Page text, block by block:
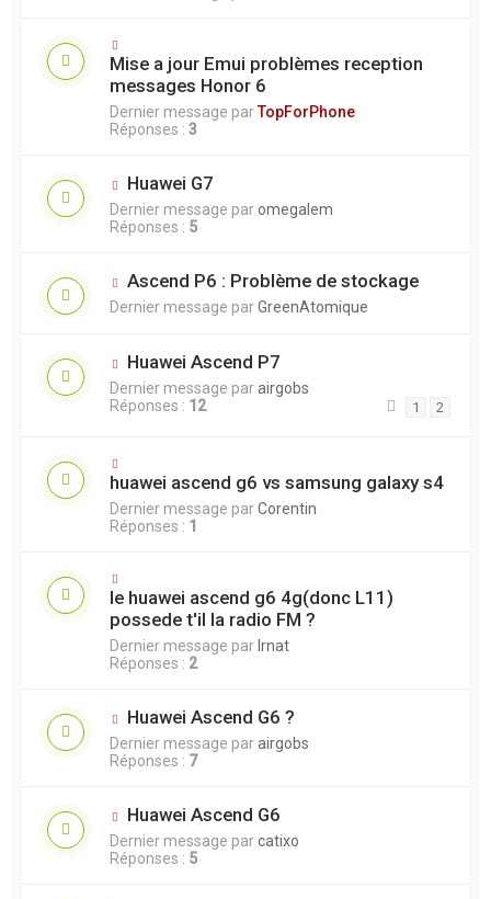
Mise a jour Emui problèmes reception
messages Honor 6
Dernier message parTopForPhone
Réponses : 3
Huawei G7
Dernier message paromegalem
Réponses : 5
Ascend P6 : Problème de stockage
Dernier message parGreenAtomique
Huawei Ascend P7
Dernier message parairgobs
Réponses : 12 1 2
huawei ascend g6 vs samsung galaxy s4
Dernier message parCorentin
Réponses : 1
le huawei ascend g6 4g(donc L11)
possede t'il la radio FM ?
Dernier message par lrnat
Réponses : 2
Huawei Ascend G6 ?
Dernier message parairgobs
Réponses : 7
Huawei Ascend G6
Dernier message parcatixo
Réponses : 5